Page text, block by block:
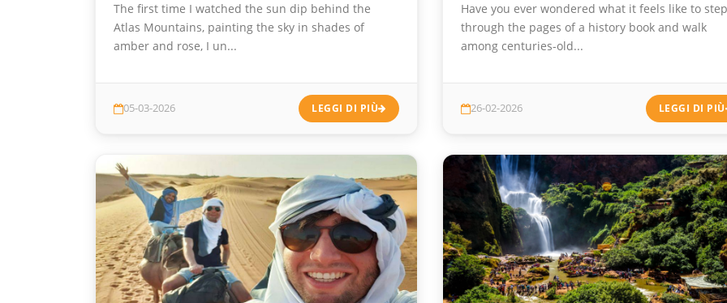
The first time I watched the sun dip behind the
Atlas Mountains, painting the sky in shades of
amber and rose, I un...
05-03-2026 LEGGI DI PIÙ
Have you ever wondered what it feels like to step
through the pages of a history book and walk
among centuries-old...
26-02-2026 LEGGI DI PIÙ